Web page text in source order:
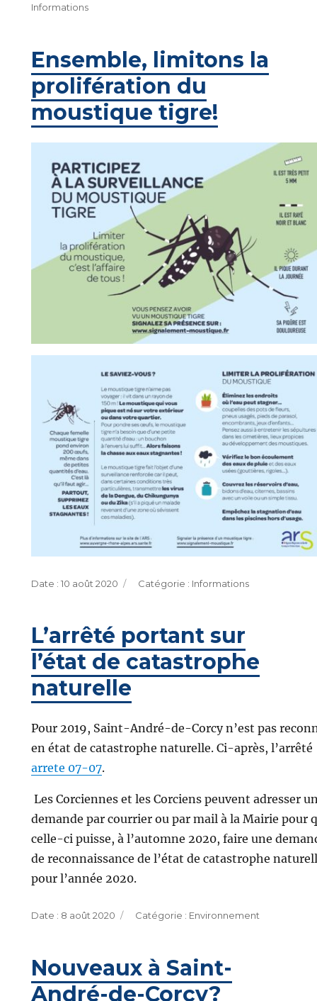
le
Informations
Ensemble, limitons la
prolifération du
moustique tigre!
Publié
10 août 2020 Catégories
Informations
L’arrêté portant sur
l’état de catastrophe
naturelle
Pour 2019, Saint-André-de-Corcy n’est pas
en état de catastrophe naturelle. Ci-après, l’arrêté
arrete 07-07.
Les Corciennes et les Corciens peuvent adresser
demande par courrier ou par mail à la Mairie pour
celle-ci puisse, à l’automne 2020, faire une
de reconnaissance de l’état de catastrophe
pour l’année 2020.
Publié
8 août 2020 Catégories
Environnement
Nouveaux à Saint-
André-de-Corcy?